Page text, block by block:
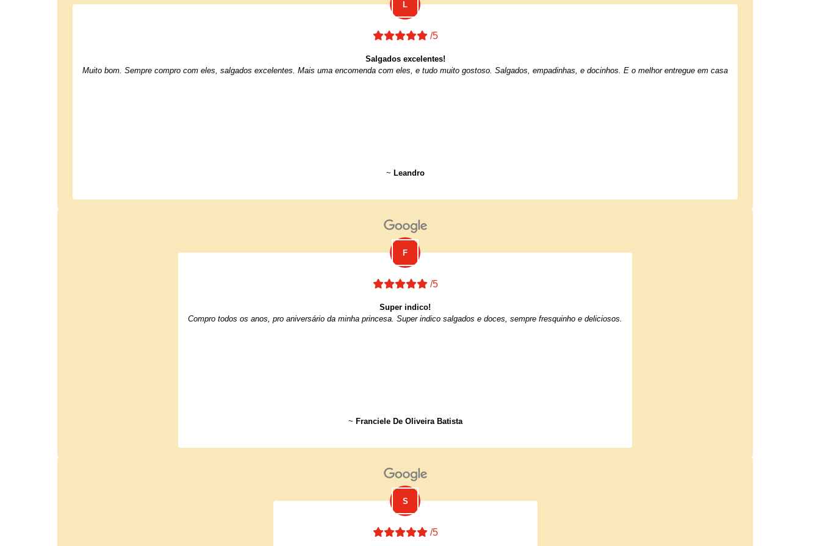
/5
Salgados excelentes!
Muito bom. Sempre compro com eles, salgados excelentes. Mais uma encomenda com eles, e tudo muito gostoso. Salgados, empadinhas, e docinhos. E o melhor entregue em casa
~ Leandro
/5
Super indico!
Compro todos os anos, pro aniversário da minha princesa. Super indico salgados e doces, sempre fresquinho e deliciosos.
~ Franciele De Oliveira Batista
/5